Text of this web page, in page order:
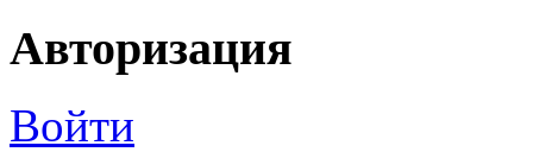
Авторизация
Войти